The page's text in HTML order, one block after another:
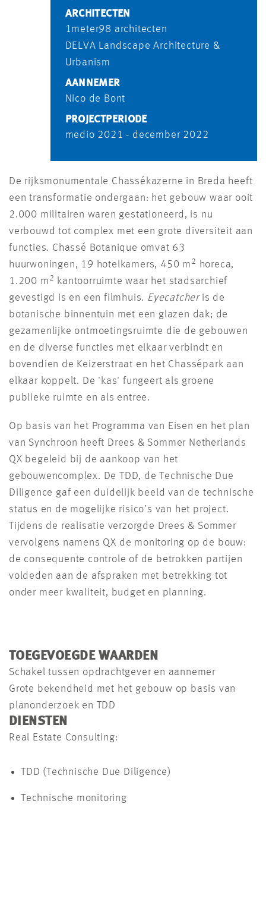
ARCHITECTEN
1meter98 architecten
DELVA Landscape Architecture &
Urbanism
AANNEMER
Nico de Bont
PROJECTPERIODE
medio 2021 - december 2022
De rijksmonumentale Chassékazerne in Breda heeft
een transformatie ondergaan: het gebouw waar ooit
2.000 militairen waren gestationeerd, is nu
verbouwd tot complex met een grote diversiteit aan
functies. Chassé Botanique omvat 63
huurwoningen, 19 hotelkamers, 450 m 2
horeca,
1.200 m 2
kantoorruimte waar het stadsarchief
gevestigd is en een filmhuis. Eyecatcheris de
botanische binnentuin met een glazen dak; de
gezamenlijke ontmoetingsruimte die de gebouwen
en de diverse functies met elkaar verbindt en
bovendien de Keizerstraat en het Chassépark aan
elkaar koppelt. De 'kas' fungeert als groene
publieke ruimte en als entree.
Op basis van het Programma van Eisen en het plan
van Synchroon heeft Drees & Sommer Netherlands
QX begeleid bij de aankoop van het
gebouwencomplex. De TDD, de Technische Due
Diligence gaf een duidelijk beeld van de technische
status en de mogelijke risico’s van het project.
Tijdens de realisatie verzorgde Drees & Sommer
vervolgens namens QX de monitoring op de bouw:
de consequente controle of de betrokken partijen
voldeden aan de afspraken met betrekking tot
onder meer kwaliteit, budget en planning.
TOEGEVOEGDE WAARDEN
Schakel tussen opdrachtgever en aannemer
Grote bekendheid met het gebouw op basis van
planonderzoek en TDD
DIENSTEN
Real Estate Consulting:
TDD (Technische Due Diligence)
Technische monitoring